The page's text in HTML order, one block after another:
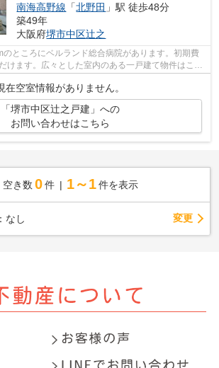
南海高野線 「北野田 」駅 徒歩48分
築49年
大阪府堺市中区辻之
のところにベルランド総合病院があります。初期費
けます。広々とした室内のある一戸建て物件はこち
電鉄泉北線泉ケ...
在空室情報がありません。
「堺市中区辻之戸建」への
お問い合わせはこちら
空き数 0 件 1～1 件を表示
なし 変更